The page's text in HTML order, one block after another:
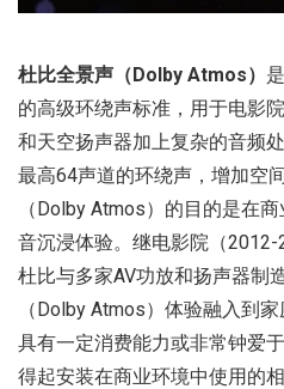
杜比全景声（Dolby Atmos）
的高级环绕声标准，用于电影
和天空扬声器加上复杂的音频
最高64声道的环绕声，增加空
（Dolby Atmos）的目的是在
音沉浸体验。继电影院（2012-
杜比与多家AV功放和扬声器制
（Dolby Atmos）体验融入到
具有一定消费能力或非常钟爱
得起安装在商业环境中使用的